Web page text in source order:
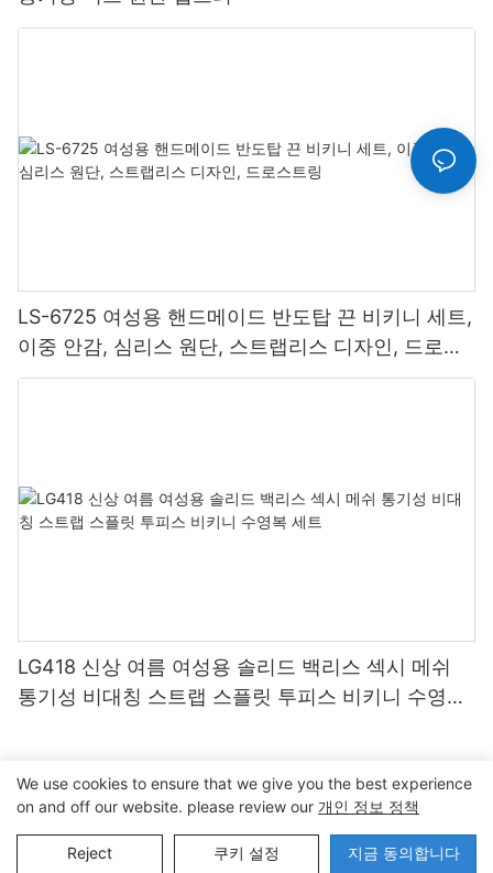
LS-6725 여성용 핸드메이드 반도탑 끈 비키니 세트,
이중 안감, 심리스 원단, 스트랩리스 디자인, 드로스
트링
LG418 신상 여름 여성용 솔리드 백리스 섹시 메쉬
통기성 비대칭 스트랩 스플릿 투피스 비키니 수영복
저작권 © 2024 동관 Lanteng 스포츠 제품 유한 회사 |사이트맵∣
개인정보 보호정책
We use cookies to ensure that we give you the best experience
on and off our website. please review our 개인 정보 정책
Reject 쿠키 설정 지금 동의합니다